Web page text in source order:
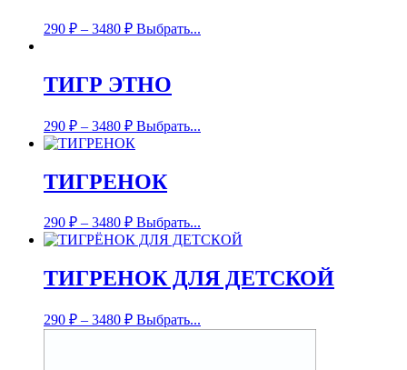
290 ₽ – 3480 ₽ Выбрать...
ТИГР ЭТНО
290 ₽ – 3480 ₽ Выбрать...
ТИГРЕНОК
290 ₽ – 3480 ₽ Выбрать...
ТИГРЕНОК ДЛЯ ДЕТСКОЙ
290 ₽ – 3480 ₽ Выбрать...